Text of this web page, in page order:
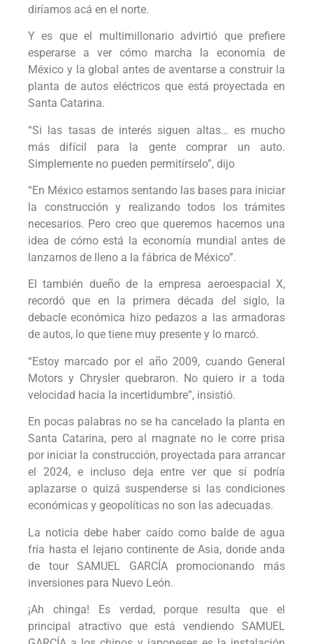
diríamos acá en el norte.
Y es que el multimillonario advirtió que prefiere
esperarse a ver cómo marcha la economía de
México y la global antes de aventarse a construir la
planta de autos eléctricos que está proyectada en
Santa Catarina.
“Si las tasas de interés siguen altas… es mucho
más difícil para la gente comprar un auto.
Simplemente no pueden permitírselo”, dijo
“En México estamos sentando las bases para iniciar
la construcción y realizando todos los trámites
necesarios. Pero creo que queremos hacernos una
idea de cómo está la economía mundial antes de
lanzarnos de lleno a la fábrica de México”.
El también dueño de la empresa aeroespacial X,
recordó que en la primera década del siglo, la
debacle económica hizo pedazos a las armadoras
de autos, lo que tiene muy presente y lo marcó.
“Estoy marcado por el año 2009, cuando General
Motors y Chrysler quebraron. No quiero ir a toda
velocidad hacia la incertidumbre”, insistió.
En pocas palabras no se ha cancelado la planta en
Santa Catarina, pero al magnate no le corre prisa
por iniciar la construcción, proyectada para arrancar
el 2024, e incluso deja entre ver que sí podría
aplazarse o quizá suspenderse si las condiciones
económicas y geopolíticas no son las adecuadas.
La noticia debe haber caído como balde de agua
fría hasta el lejano continente de Asia, donde anda
de tour SAMUEL GARCÍA promocionando más
inversiones para Nuevo León.
¡Ah chinga! Es verdad, porque resulta que el
principal atractivo que está vendiendo SAMUEL